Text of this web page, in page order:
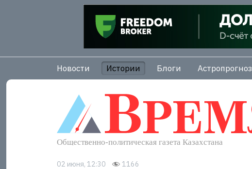
Новости Истории Блоги Астропрогноз
02 июня, 12:30 1166